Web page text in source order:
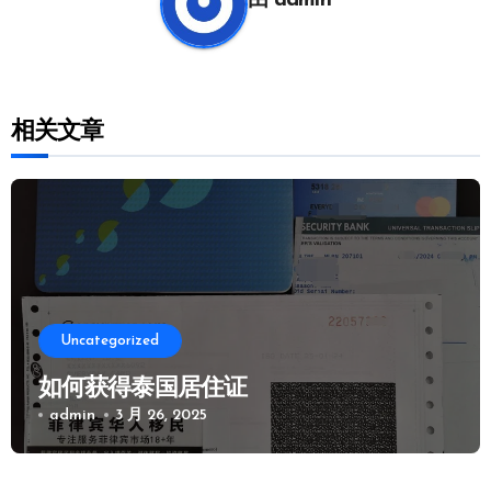
相关文章
Uncategorized
如何获得泰国居住证
admin 3 月 26, 2025